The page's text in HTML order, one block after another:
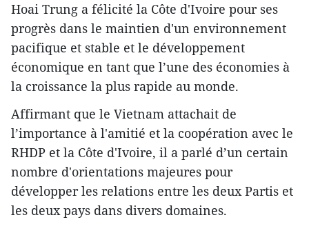
Hoai Trung a félicité la Côte d'Ivoire pour ses
progrès dans le maintien d'un environnement
pacifique et stable et le développement
économique en tant que l’une des économies à
la croissance la plus rapide au monde.
Affirmant que le Vietnam attachait de
l’importance à l'amitié et la coopération avec le
RHDP et la Côte d'Ivoire, il a parlé d’un certain
nombre d'orientations majeures pour
développer les relations entre les deux Partis et
les deux pays dans divers domaines.